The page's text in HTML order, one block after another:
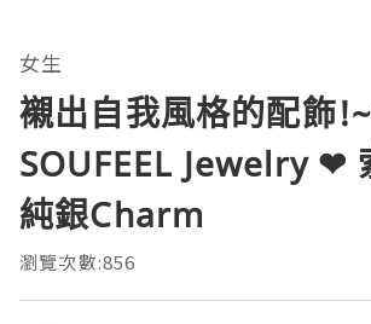
女生
襯出自我風格的配飾
SOUFEEL Jewelry ❤
純銀Charm
瀏覽次數:856